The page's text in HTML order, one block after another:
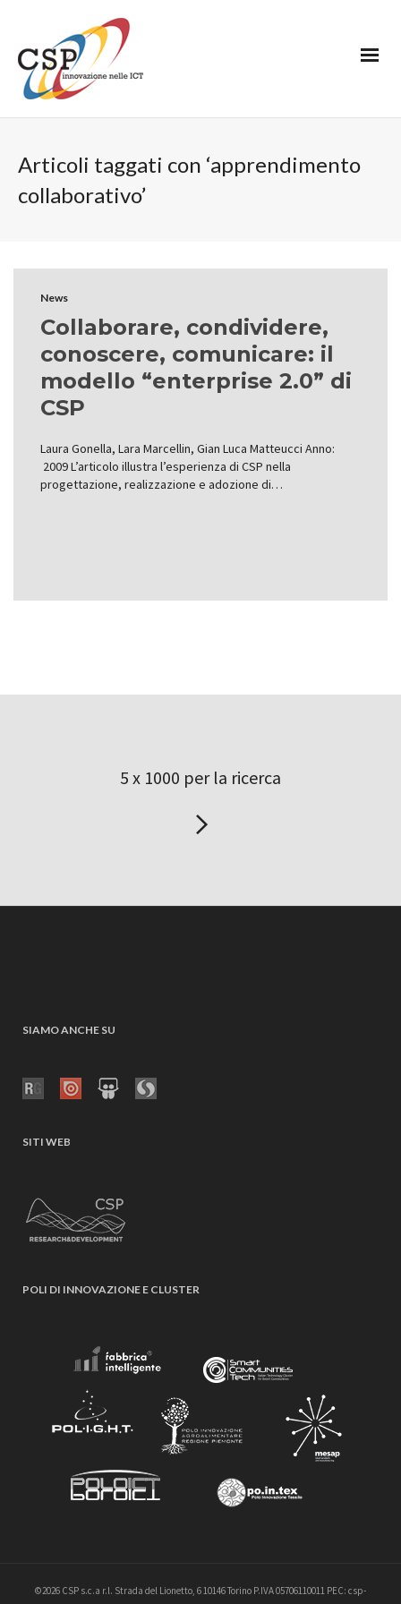
Articoli taggati con ‘apprendimento
collaborativo’
News
Collaborare, condividere,
conoscere, comunicare: il
modello “enterprise 2.0” di
CSP
Laura Gonella, Lara Marcellin, Gian Luca Matteucci Anno:
2009 L’articolo illustra l’esperienza di CSP nella
progettazione, realizzazione e adozione di…
5 x 1000 per la ricerca
SIAMO ANCHE SU
SITI WEB
POLI DI INNOVAZIONE E CLUSTER
©2026 CSP s.c.a r.l. Strada del Lionetto, 6 10146 Torino P.IVA 05706110011 PEC: csp-